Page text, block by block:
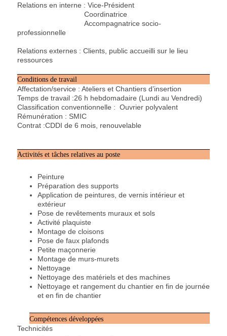
Relations en interne : Vice-Président
Coordinatrice
Accompagnatrice socio-
professionnelle
Relations externes : Clients, public accueilli sur le lieu
ressources
Conditions de travail
Affectation/service : Ateliers et Chantiers d’insertion
Temps de travail :26 h hebdomadaire (Lundi au Vendredi)
Classification conventionnelle : Ouvrier polyvalent
Rémunération : SMIC
Contrat :CDDI de 6 mois, renouvelable
Activités et tâches relatives au poste
Peinture
Préparation des supports
Application de peintures, de vernis intérieur et
extérieur
Pose de revêtements muraux et sols
Activité plaquiste
Montage de cloisons
Pose de faux plafonds
Petite maçonnerie
Montage de murs-murets
Nettoyage
Nettoyage des matériels et des machines
Nettoyage et rangement du chantier en fin de journée
et en fin de chantier
Compétences développées
Technicités